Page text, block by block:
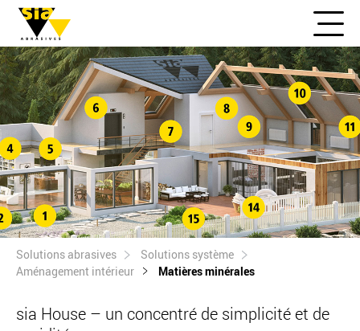
Solutions abrasives
Solutions système
Aménagement intérieur
Matières minérales
sia House – un concentré de simplicité et de